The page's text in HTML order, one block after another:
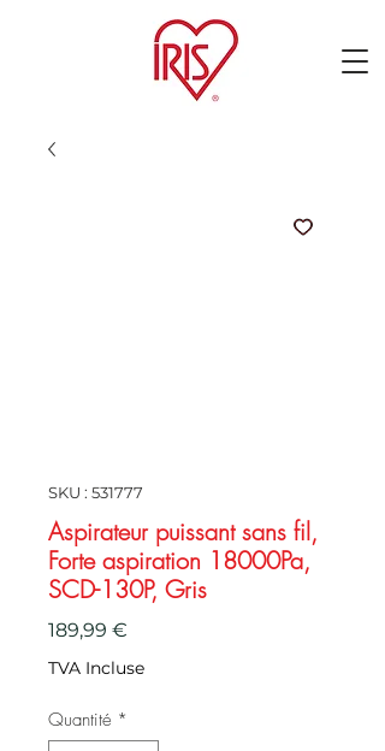
SKU : 531777
Aspirateur puissant sans fil,
Forte aspiration 18000Pa,
SCD-130P, Gris
189,99 €
TVA Incluse
Quantité *